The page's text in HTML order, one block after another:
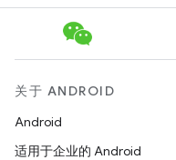
关于 ANDROID
Android
适用于企业的 Android